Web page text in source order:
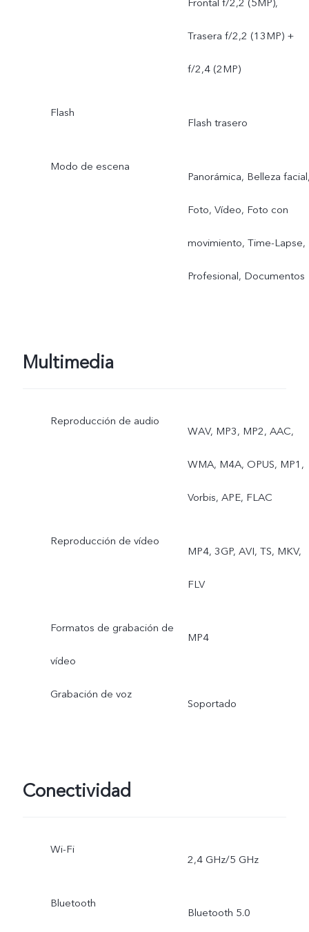
Trasera f/2,2 (13MP) +
f/2,4 (2MP)
Flash
Flash trasero
Modo de escena
Panorámica, Belleza
Foto, Vídeo, Foto con
movimiento, Time-Lapse,
Profesional, Documentos
Multimedia
Reproducción de audio
WAV, MP3, MP2, AAC,
WMA, M4A, OPUS, MP1,
Vorbis, APE, FLAC
Reproducción de vídeo
MP4, 3GP, AVI, TS, MKV,
FLV
Formatos de grabación de
vídeo
MP4
Grabación de voz
Soportado
Conectividad
Wi-Fi
2,4 GHz/5 GHz
Bluetooth
Bluetooth 5.0